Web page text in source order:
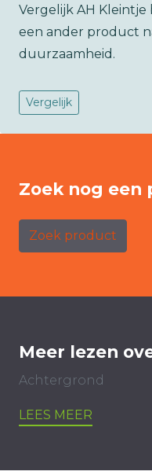
Vergelijk AH
een ander product
duurzaamheid.
Vergelijk
Zoek nog een
Zoek product
Meer lezen
Achtergrond
LEES MEER